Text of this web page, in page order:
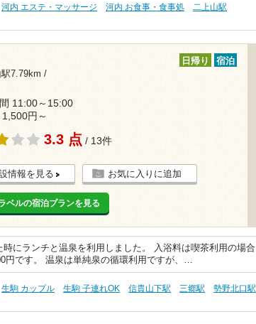
河内 エステ・マッサージ 河内 お食事・食事処
二上山駅
7.79km /
日帰り 宿泊
11:00～15:00
円～
3.3 点 / 13件
情報を見る お気に入りに追加
ベルの宿泊プランを見る
にランチと温泉を利用しました。 入浴料は喫茶利用の場合
円です。 温泉は単純泉の循環利用ですが、…
生駒 カップル 生駒 子連れOK 信貴山下駅 三郷駅
勢野北口駅